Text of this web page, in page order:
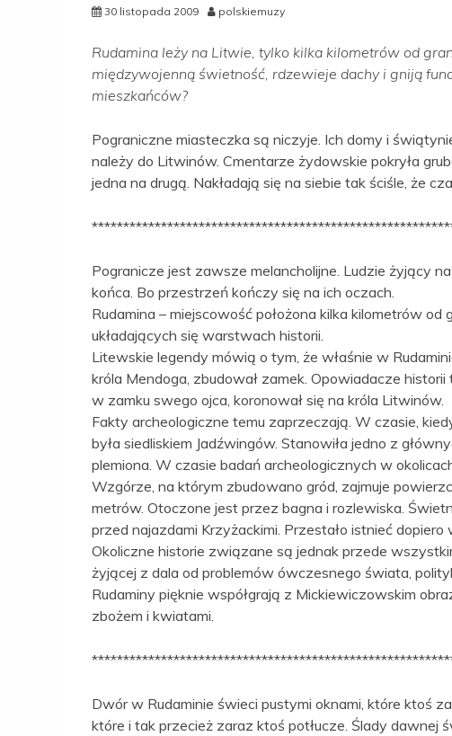
30 listopada 2009 polskiemuzy
Rudamina leży na Litwie, tylko kilka kilometrów od
międzywojenną świetność, rdzewieje dachy i gniją
mieszkańców?
Pograniczne miasteczka są niczyje. Ich domy i
należy do Litwinów. Cmentarze żydowskie pokryła
jedna na drugą. Nakładają się na siebie tak ściśle, że
Pogranicze jest zawsze melancholijne. Ludzie żyjący
końca. Bo przestrzeń kończy się na ich oczach.
Rudamina – miejscowość położona kilka kilometrów
układających się warstwach historii.
Litewskie legendy mówią o tym, że właśnie w
króla Mendoga, zbudował zamek. Opowiadacze
w zamku swego ojca, koronował się na króla Litwinów.
Fakty archeologiczne temu zaprzeczają. W czasie,
była siedliskiem Jadźwingów. Stanowiła jedno z
plemiona. W czasie badań archeologicznych w
Wzgórze, na którym zbudowano gród, zajmuje
metrów. Otoczone jest przez bagna i rozlewiska.
przed najazdami Krzyżackimi. Przestało istnieć dopiero
Okoliczne historie związane są jednak przede
żyjącej z dala od problemów ówczesnego świata,
Rudaminy pięknie współgrają z Mickiewiczowskim
zbożem i kwiatami.
Dwór w Rudaminie świeci pustymi oknami, które ktoś
które i tak przecież zaraz ktoś potłucze. Ślady